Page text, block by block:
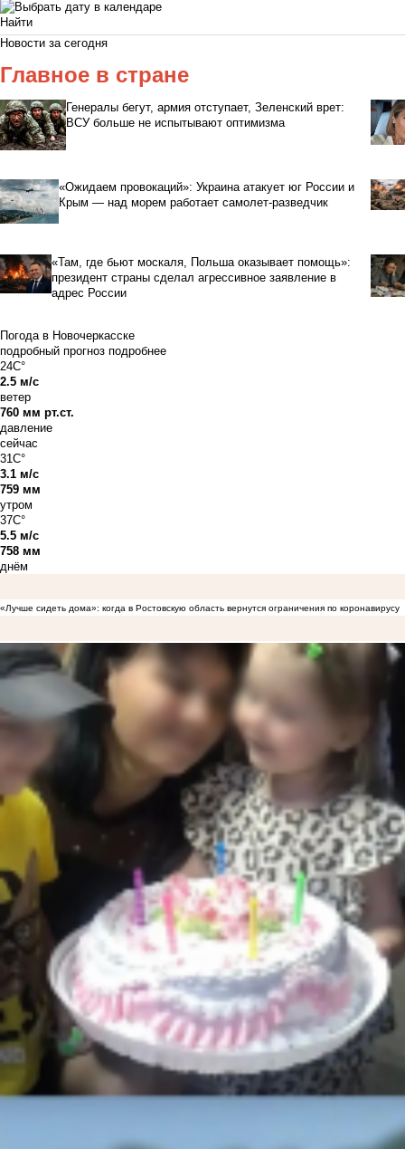
Новости за сегодня
Главное в стране
Генералы бегут, армия отступает, Зеленский врет:
ВСУ больше не испытывают оптимизма
«Ожидаем провокаций»: Украина атакует юг России и
Крым — над морем работает самолет-разведчик
«Там, где бьют москаля, Польша оказывает помощь»:
президент страны сделал агрессивное заявление в
адрес России
Погода в Новочеркасске
подробный прогноз подробнее
24C°
2.5 м/с
ветер
760 мм рт.ст.
давление
сейчас
31C°
3.1 м/с
759 мм
утром
37C°
5.5 м/с
758 мм
днём
«Лучше сидеть дома»: когда в Ростовскую область вернутся ограничения по коронавирусу